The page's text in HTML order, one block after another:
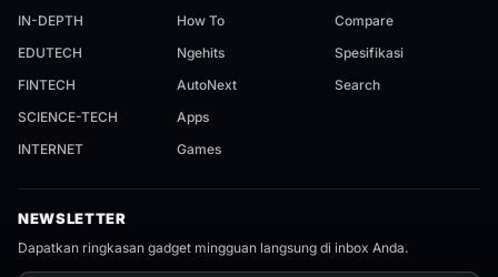
IN-DEPTH
EDUTECH
FINTECH
SCIENCE-TECH
INTERNET
How To
Ngehits
AutoNext
Apps
Games
Compare
Spesifikasi
Search
NEWSLETTER
Dapatkan ringkasan gadget mingguan langsung di inbox Anda.